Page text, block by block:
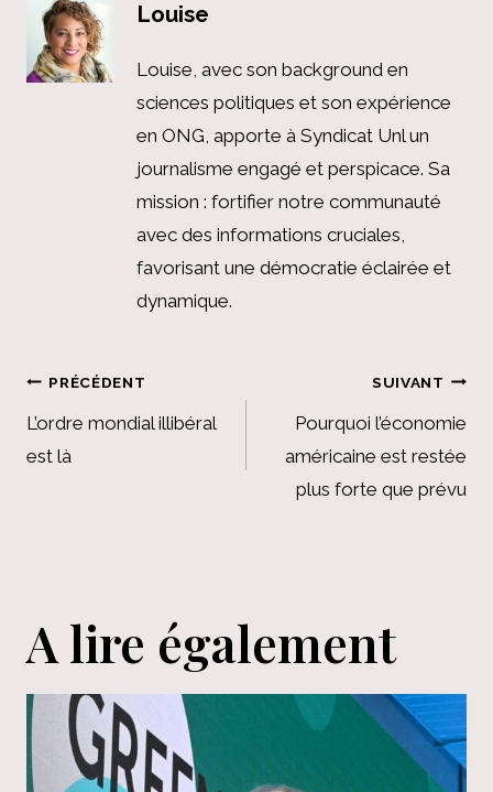
Louise
Louise, avec son background en
sciences politiques et son expérience
en ONG, apporte à Syndicat Unl un
journalisme engagé et perspicace. Sa
mission : fortifier notre communauté
avec des informations cruciales,
favorisant une démocratie éclairée et
dynamique.
Navigation
de
PRÉCÉDENT
L’ordre mondial illibéral
est là
SUIVANT
Pourquoi l’économie
américaine est restée
plus forte que prévu
A lire également